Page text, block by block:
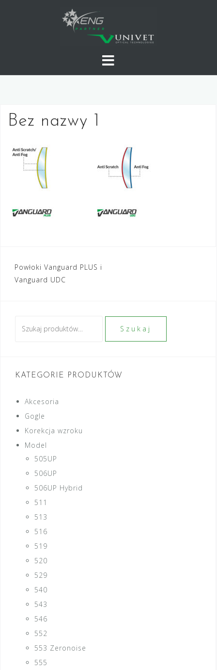
Bez nazwy 1
Nawigacja
wpisu
Powłoki Vanguard PLUS i
Vanguard UDC
Szukaj
KATEGORIE PRODUKTÓW
Akcesoria
Gogle
Korekcja wzroku
Model
505UP
506UP
506UP Hybrid
511
513
516
519
520
529
540
543
546
552
553 Zeronoise
555